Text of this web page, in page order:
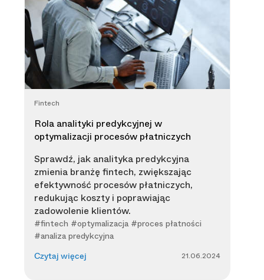
Fintech
Rola analityki predykcyjnej w
optymalizacji procesów płatniczych
Sprawdź, jak analityka predykcyjna
zmienia branżę fintech, zwiększając
efektywność procesów płatniczych,
redukując koszty i poprawiając
zadowolenie klientów.
#fintech #optymalizacja #proces płatności
#analiza predykcyjna
Czytaj więcej 21.06.2024